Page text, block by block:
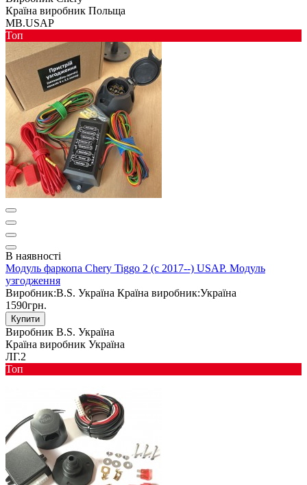
Країна виробник Польща
MB.USAP
Toп
В наявності
Модуль фаркопа Chery Tiggo 2 (c 2017--) USAP. Модуль
узгодження
Виробник:B.S. Україна Країна виробник:Україна
1590грн.
Купити
Виробник B.S. Україна
Країна виробник Україна
ЛГ.2
Toп